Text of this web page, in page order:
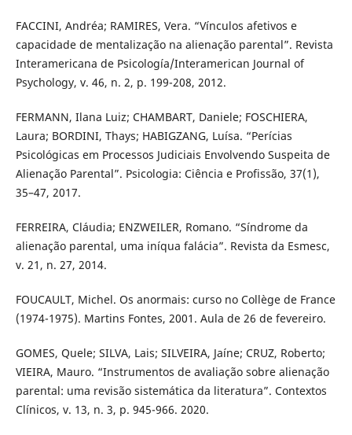
FACCINI, Andréa; RAMIRES, Vera. “Vínculos afetivos e
capacidade de mentalização na alienação parental”. Revista
Interamericana de Psicología/Interamerican Journal of
Psychology, v. 46, n. 2, p. 199-208, 2012.
FERMANN, Ilana Luiz; CHAMBART, Daniele; FOSCHIERA,
Laura; BORDINI, Thays; HABIGZANG, Luísa. “Perícias
Psicológicas em Processos Judiciais Envolvendo Suspeita de
Alienação Parental”. Psicologia: Ciência e Profissão, 37(1),
35–47, 2017.
FERREIRA, Cláudia; ENZWEILER, Romano. “Síndrome da
alienação parental, uma iníqua falácia”. Revista da Esmesc,
v. 21, n. 27, 2014.
FOUCAULT, Michel. Os anormais: curso no Collège de France
(1974-1975). Martins Fontes, 2001. Aula de 26 de fevereiro.
GOMES, Quele; SILVA, Lais; SILVEIRA, Jaíne; CRUZ, Roberto;
VIEIRA, Mauro. “Instrumentos de avaliação sobre alienação
parental: uma revisão sistemática da literatura”. Contextos
Clínicos, v. 13, n. 3, p. 945-966. 2020.